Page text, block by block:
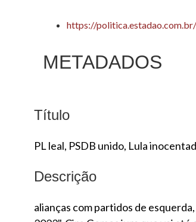
https://
METADADOS
Título
PL leal, PSDB unido, Lula
Descrição
alianças com partidos de